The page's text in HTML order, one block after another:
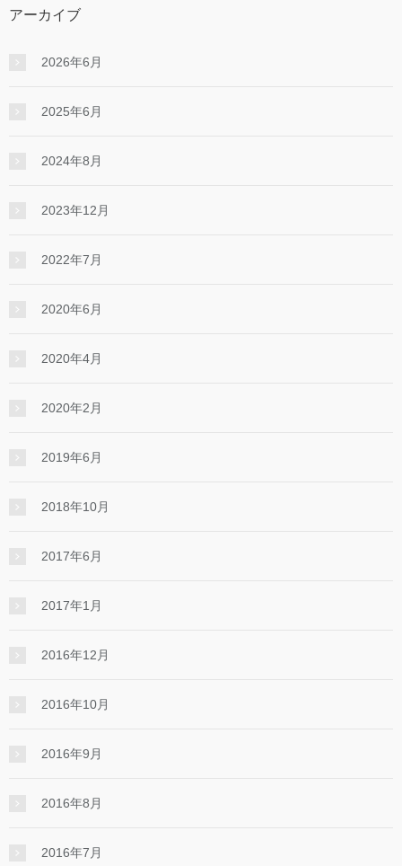
アーカイブ
2026年6月
2025年6月
2024年8月
2023年12月
2022年7月
2020年6月
2020年4月
2020年2月
2019年6月
2018年10月
2017年6月
2017年1月
2016年12月
2016年10月
2016年9月
2016年8月
2016年7月